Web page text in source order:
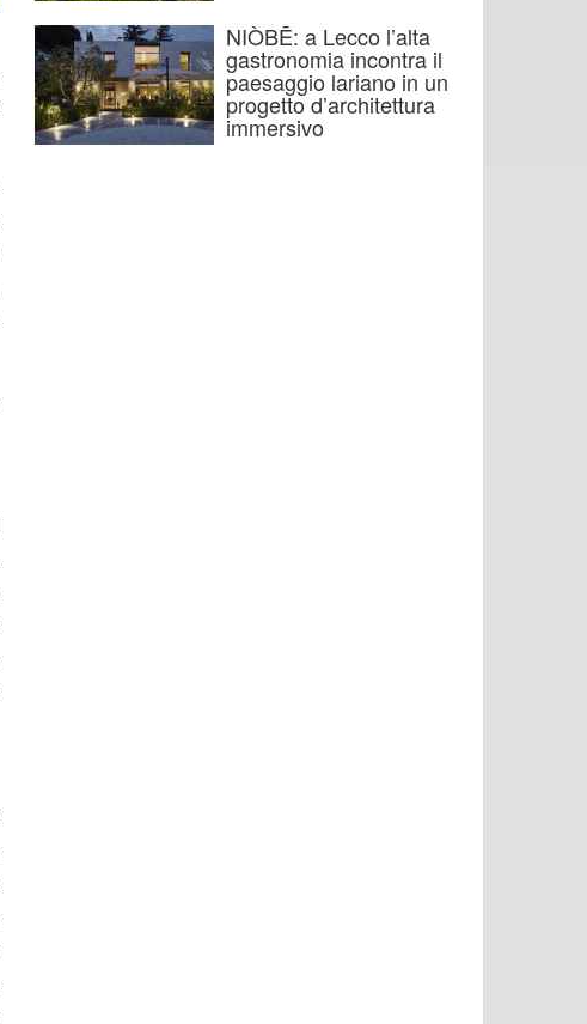
NIÒBĒ: a Lecco l’alta
gastronomia incontra il
paesaggio lariano in un
progetto d’architettura
immersivo